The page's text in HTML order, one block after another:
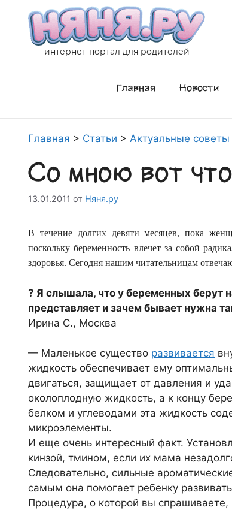
содержимому
интернет-портал для родителей
Главная Новости
Главная > Статьи > Актуальные советы
Со мною вот
13.01.2011 от Няня.ру
В течение долгих девяти месяцев, пока
поскольку беременность влечет за собой
здоровья. Сегодня нашим читательницам
? Я слышала, что у беременных берут
представляет и зачем бывает нужна
Ирина С., Москва
— Маленькое существо развивается
жидкость обеспечивает ему
двигаться, защищает от давления и
околоплодную жидкость, а к концу
белком и углеводами эта жидкость
микроэлементы.
И еще очень интересный факт.
кинзой, тмином, если их мама
Следовательно, сильные
самым она помогает ребенку
Процедура, о которой вы